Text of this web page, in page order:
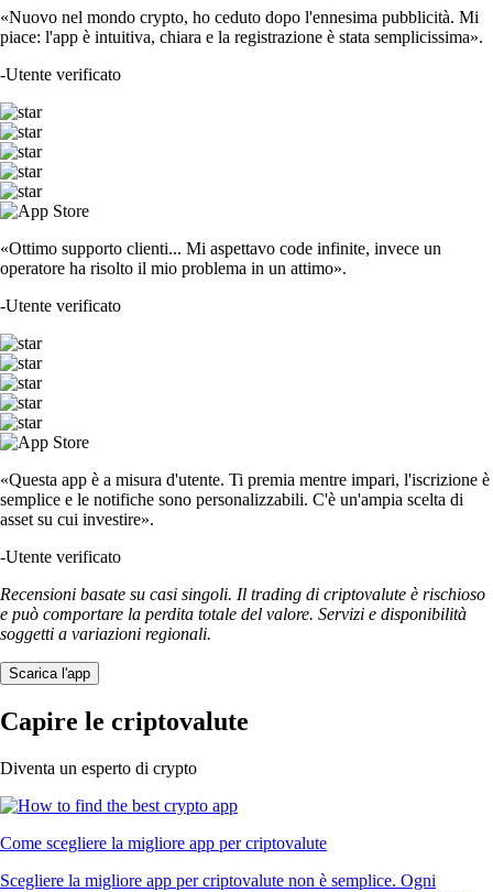
«Nuovo nel mondo crypto, ho ceduto dopo l'ennesima pubblicità. Mi
piace: l'app è intuitiva, chiara e la registrazione è stata semplicissima».
-Utente verificato
«Ottimo supporto clienti... Mi aspettavo code infinite, invece un
operatore ha risolto il mio problema in un attimo».
-Utente verificato
«Questa app è a misura d'utente. Ti premia mentre impari, l'iscrizione è
semplice e le notifiche sono personalizzabili. C'è un'ampia scelta di
asset su cui investire».
-Utente verificato
Recensioni basate su casi singoli. Il trading di criptovalute è rischioso
e può comportare la perdita totale del valore. Servizi e disponibilità
soggetti a variazioni regionali.
Scarica l'app
Capire le criptovalute
Diventa un esperto di crypto
Come scegliere la migliore app per criptovalute
Scegliere la migliore app per criptovalute non è semplice. Ogni